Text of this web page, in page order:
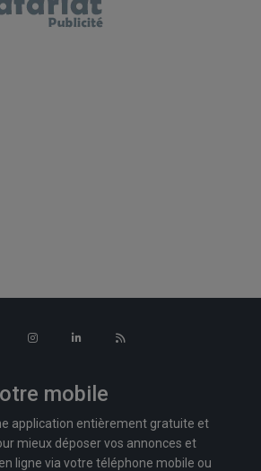
mobile
application entièrement gratuite et
mieux déposer vos annonces et
ligne via votre téléphone mobile ou